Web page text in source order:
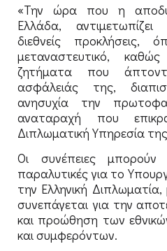
«Την ώρα που η
Ελλάδα,
διεθνείς προκλήσεις,
μεταναστευτικό,
ζητήματα που
ασφάλειάς της,
ανησυχία την
αναταραχή που
Διπλωματική Υπηρεσία
Οι συνέπειες
παραλυτικές για το
την Ελληνική
συνεπάγεται για την
και προώθηση των
και συμφερόντων.